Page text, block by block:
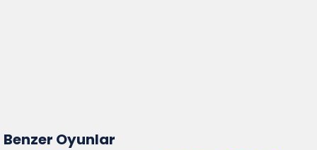
Benzer Oyunlar